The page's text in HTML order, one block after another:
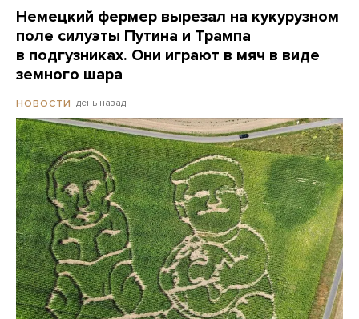
Немецкий фермер вырезал на кукурузном
поле силуэты Путина и Трампа
в подгузниках. Они играют в мяч в виде
земного шара
НОВОСТИ день назад